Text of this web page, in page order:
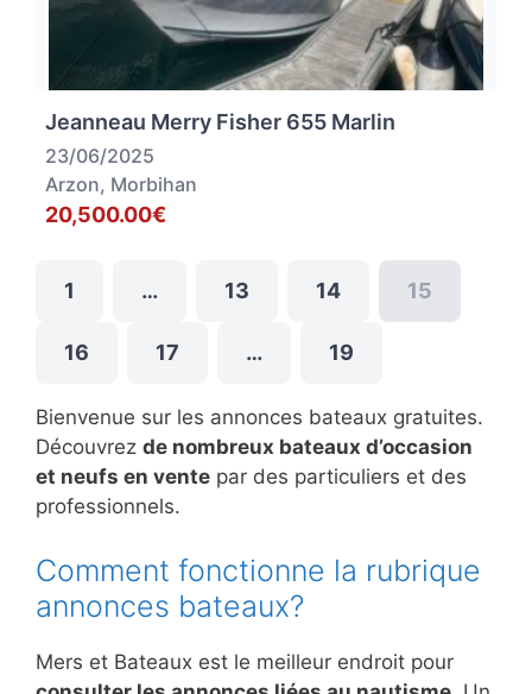
Jeanneau Merry Fisher 655 Marlin
23/06/2025
Arzon, Morbihan
20,500.00€
1 … 13 14 15
16 17 … 19
Bienvenue sur les annonces bateaux gratuites.
Découvrez de nombreux bateaux d’occasion
et neufs en vente par des particuliers et des
professionnels.
Comment fonctionne la rubrique
annonces bateaux?
Mers et Bateaux est le meilleur endroit pour